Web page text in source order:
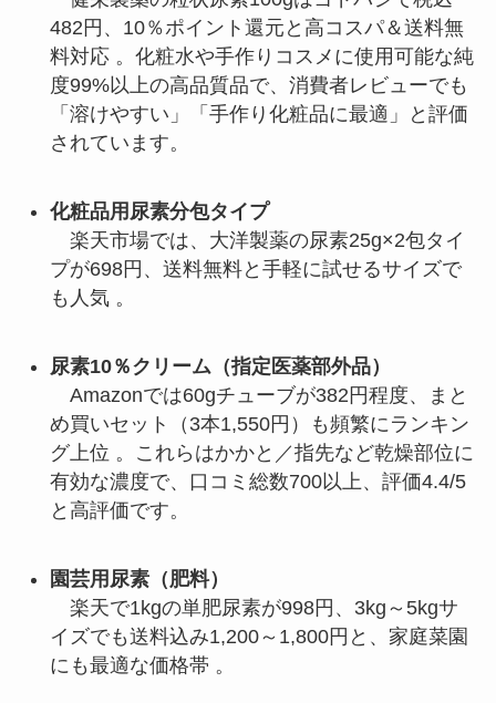
482円、10％ポイント還元と高コスパ＆送料無
料対応 。化粧水や手作りコスメに使用可能な純
度99%以上の高品質品で、消費者レビューでも
「溶けやすい」「手作り化粧品に最適」と評価
されています。
化粧品用尿素分包タイプ
楽天市場では、大洋製薬の尿素25g×2包タイ
プが698円、送料無料と手軽に試せるサイズで
も人気 。
尿素10％クリーム（指定医薬部外品）
Amazonでは60gチューブが382円程度、まと
め買いセット（3本1,550円）も頻繁にランキン
グ上位 。これらはかかと／指先など乾燥部位に
有効な濃度で、口コミ総数700以上、評価4.4/5
と高評価です。
園芸用尿素（肥料）
楽天で1kgの単肥尿素が998円、3kg～5kgサ
イズでも送料込み1,200～1,800円と、家庭菜園
にも最適な価格帯 。